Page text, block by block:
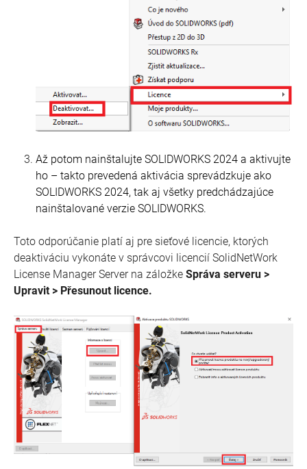
Až potom nainštalujte SOLIDWORKS 2024 a aktivujte
ho – takto prevedená aktivácia sprevádzkuje ako
SOLIDWORKS 2024, tak aj všetky predchádzajúce
nainštalované verzie SOLIDWORKS.
Toto odporúčanie platí aj pre sieťové licencie, ktorých
deaktiváciu vykonáte v správcovi licencií SolidNetWork
License Manager Server na záložke Správa serveru >
Upravit > Přesunout licence.